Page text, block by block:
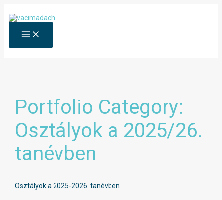
to
content
MAIN
MENU
Portfolio Category:
Osztályok a 2025/26.
tanévben
Osztályok a 2025-2026. tanévben